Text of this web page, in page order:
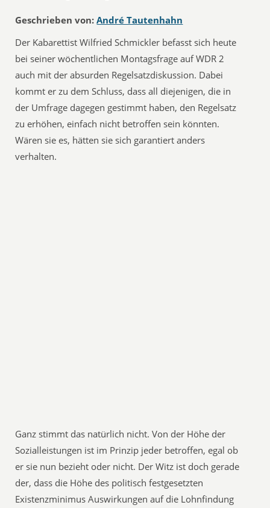
Geschrieben von: André Tautenhahn
Der Kabarettist Wilfried Schmickler befasst sich heute
bei seiner wöchentlichen Montagsfrage auf WDR 2
auch mit der absurden Regelsatzdiskussion. Dabei
kommt er zu dem Schluss, dass all diejenigen, die in
der Umfrage dagegen gestimmt haben, den Regelsatz
zu erhöhen, einfach nicht betroffen sein könnten.
Wären sie es, hätten sie sich garantiert anders
verhalten.
Ganz stimmt das natürlich nicht. Von der Höhe der
Sozialleistungen ist im Prinzip jeder betroffen, egal ob
er sie nun bezieht oder nicht. Der Witz ist doch gerade
der, dass die Höhe des politisch festgesetzten
Existenzminimus Auswirkungen auf die Lohnfindung